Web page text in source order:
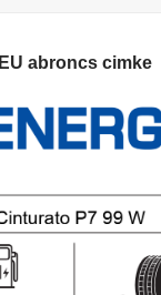
EU abroncs cimke